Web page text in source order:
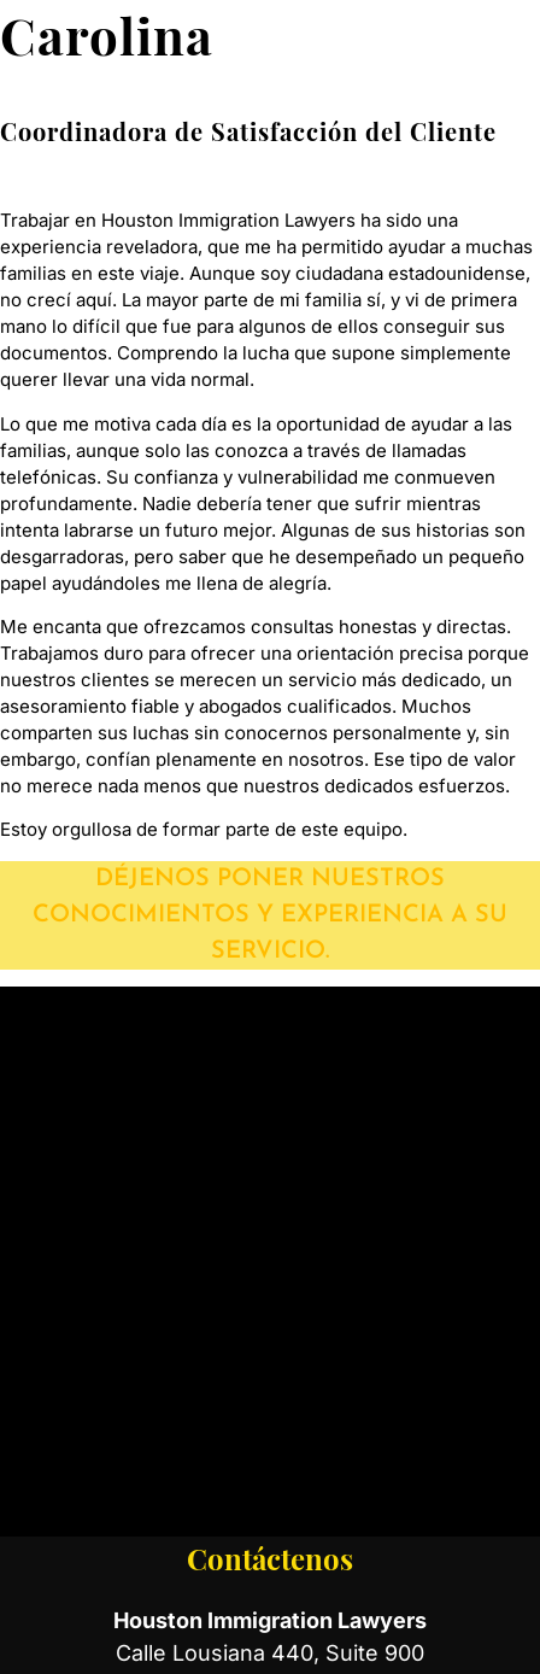
Carolina
Coordinadora de Satisfacción del Cliente
Trabajar en Houston Immigration Lawyers ha sido una
experiencia reveladora, que me ha permitido ayudar a muchas
familias en este viaje. Aunque soy ciudadana estadounidense,
no crecí aquí. La mayor parte de mi familia sí, y vi de primera
mano lo difícil que fue para algunos de ellos conseguir sus
documentos. Comprendo la lucha que supone simplemente
querer llevar una vida normal.
Lo que me motiva cada día es la oportunidad de ayudar a las
familias, aunque solo las conozca a través de llamadas
telefónicas. Su confianza y vulnerabilidad me conmueven
profundamente. Nadie debería tener que sufrir mientras
intenta labrarse un futuro mejor. Algunas de sus historias son
desgarradoras, pero saber que he desempeñado un pequeño
papel ayudándoles me llena de alegría.
Me encanta que ofrezcamos consultas honestas y directas.
Trabajamos duro para ofrecer una orientación precisa porque
nuestros clientes se merecen un servicio más dedicado, un
asesoramiento fiable y abogados cualificados. Muchos
comparten sus luchas sin conocernos personalmente y, sin
embargo, confían plenamente en nosotros. Ese tipo de valor
no merece nada menos que nuestros dedicados esfuerzos.
Estoy orgullosa de formar parte de este equipo.
DÉJENOS PONER NUESTROS
CONOCIMIENTOS Y EXPERIENCIA A SU
SERVICIO.
Contáctenos
Houston Immigration Lawyers
Calle Lousiana 440, Suite 900